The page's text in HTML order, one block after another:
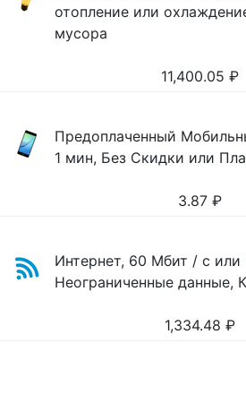
отопление или
мусора
11,400.05 ₽
Предоплаченный
1 мин, Без Скидки или
3.87 ₽
Интернет, 60 Мбит / с или
Неограниченные данные,
1,334.48 ₽